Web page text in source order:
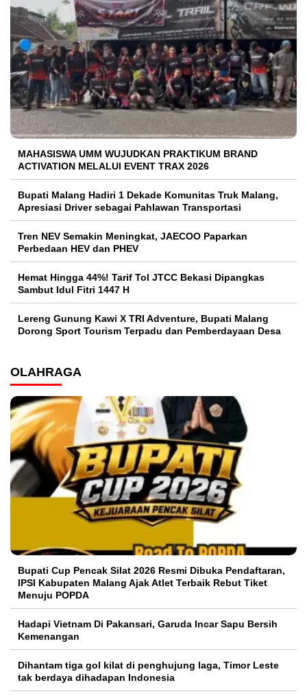
MAHASISWA UMM WUJUDKAN PRAKTIKUM BRAND
ACTIVATION MELALUI EVENT TRAX 2026
Bupati Malang Hadiri 1 Dekade Komunitas Truk Malang,
Apresiasi Driver sebagai Pahlawan Transportasi
Tren NEV Semakin Meningkat, JAECOO Paparkan
Perbedaan HEV dan PHEV
Hemat Hingga 44%! Tarif Tol JTCC Bekasi Dipangkas
Sambut Idul Fitri 1447 H
Lereng Gunung Kawi X TRI Adventure, Bupati Malang
Dorong Sport Tourism Terpadu dan Pemberdayaan Desa
OLAHRAGA
Bupati Cup Pencak Silat 2026 Resmi Dibuka Pendaftaran,
IPSI Kabupaten Malang Ajak Atlet Terbaik Rebut Tiket
Menuju POPDA
Hadapi Vietnam Di Pakansari, Garuda Incar Sapu Bersih
Kemenangan
Dihantam tiga gol kilat di penghujung laga, Timor Leste
tak berdaya dihadapan Indonesia